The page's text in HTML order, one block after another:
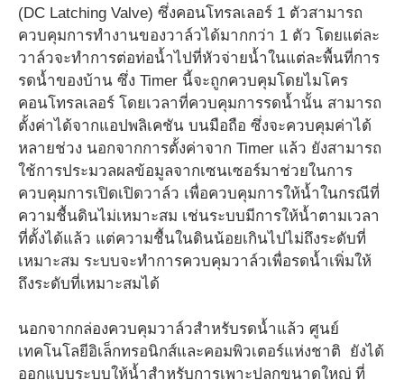
(DC Latching Valve) ซึ่งคอนโทรลเลอร์ 1 ตัวสามารถ
ควบคุมการทำงานของวาล์วได้มากกว่า 1 ตัว โดยแต่ละ
วาล์วจะทำการต่อท่อน้ำไปที่หัวจ่ายน้ำในแต่ละพื้นที่การ
รดน้ำของบ้าน ซึ่ง Timer นี้จะถูกควบคุมโดยไมโคร
คอนโทรลเลอร์ โดยเวลาที่ควบคุมการรดน้ำนั้น สามารถ
ตั้งค่าได้จากแอปพลิเคชัน บนมือถือ ซึ่งจะควบคุมค่าได้
หลายช่วง นอกจากการตั้งค่าจาก Timer แล้ว ยังสามารถ
ใช้การประมวลผลข้อมูลจากเซนเซอร์มาช่วยในการ
ควบคุมการเปิดเปิดวาล์ว เพื่อควบคุมการให้น้ำในกรณีที่
ความชื้นดินไม่เหมาะสม เช่นระบบมีการให้น้ำตามเวลา
ที่ตั้งได้แล้ว แต่ความชื้นในดินน้อยเกินไปไม่ถึงระดับที่
เหมาะสม ระบบจะทำการควบคุมวาล์วเพื่อรดน้ำเพิ่มให้
ถึงระดับที่เหมาะสมได้
นอกจากกล่องควบคุมวาล์วสำหรับรดน้ำแล้ว ศูนย์
เทคโนโลยีอิเล็กทรอนิกส์และคอมพิวเตอร์แห่งชาติ ยังได้
ออกแบบระบบให้น้ำสำหรับการเพาะปลูกขนาดใหญ่ ที่